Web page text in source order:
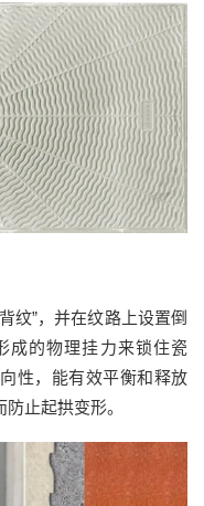
纹”，并在纹路上设置倒
成的物理挂力来锁住瓷
性，能有效平衡和释放
止起拱变形。